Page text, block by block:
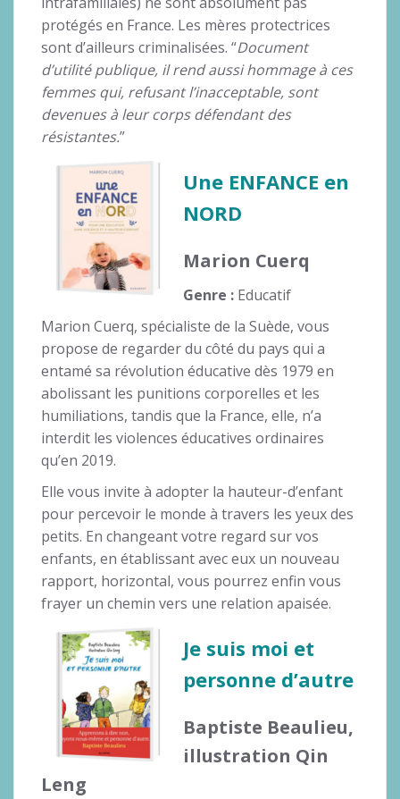
protégés en France. Les mères protectrices
sont d’ailleurs criminalisées. “Document
d’utilité publique, il rend aussi hommage à ces
femmes qui, refusant l’inacceptable, sont
devenues à leur corps défendant des
résistantes.”
Une ENFANCE en
NORD
Marion Cuerq
Genre : Educatif
Marion Cuerq, spécialiste de la Suède, vous
propose de regarder du côté du pays qui a
entamé sa révolution éducative dès 1979 en
abolissant les punitions corporelles et les
humiliations, tandis que la France, elle, n’a
interdit les violences éducatives ordinaires
qu’en 2019.
Elle vous invite à adopter la hauteur-d’enfant
pour percevoir le monde à travers les yeux des
petits. En changeant votre regard sur vos
enfants, en établissant avec eux un nouveau
rapport, horizontal, vous pourrez enfin vous
frayer un chemin vers une relation apaisée.
Je suis moi et
personne d’autre
Baptiste Beaulieu,
illustration Qin
Leng